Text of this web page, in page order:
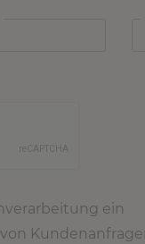
ein